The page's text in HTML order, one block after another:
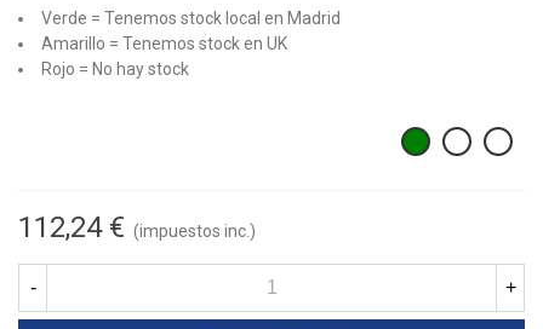
Verde = Tenemos stock local en Madrid
Amarillo = Tenemos stock en UK
Rojo = No hay stock
112,24 € (impuestos inc.)
- +